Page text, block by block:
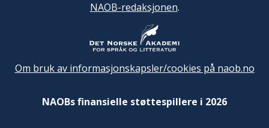
NAOB-redaksjonen.
Om bruk av informasjonskapsler/cookies på naob.no
NAOBs finansielle støttespillere i 2026